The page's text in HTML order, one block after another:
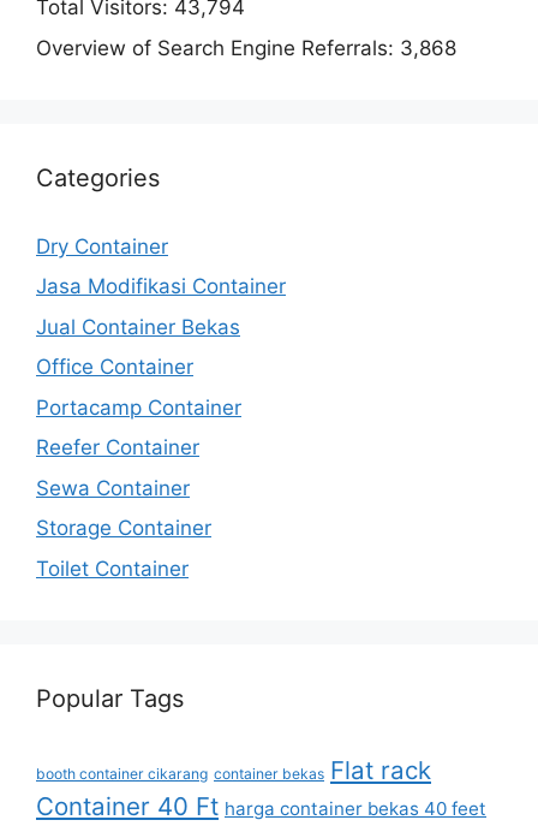
Total Visitors: 43,794
Overview of Search Engine Referrals: 3,868
Categories
Dry Container
Jasa Modifikasi Container
Jual Container Bekas
Office Container
Portacamp Container
Reefer Container
Sewa Container
Storage Container
Toilet Container
Popular Tags
booth container cikarang container bekas Flat rack
Container 40 Ft harga container bekas 40 feet